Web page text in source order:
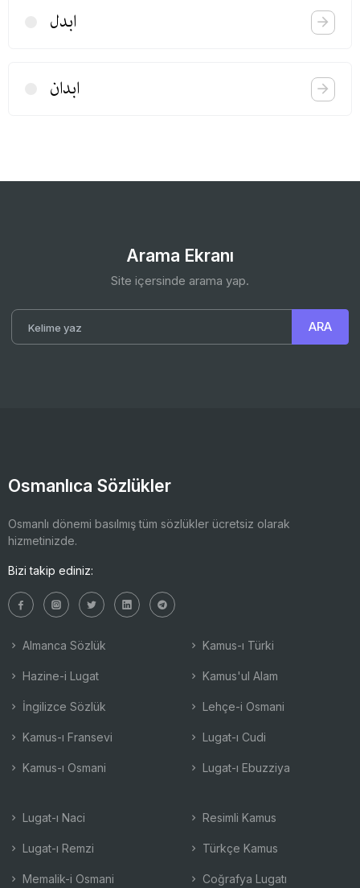
ابدل
ابدان
Arama Ekranı
Site içersinde arama yap.
Osmanlıca Sözlükler
Osmanlı dönemi basılmış tüm sözlükler ücretsiz olarak
hizmetinizde.
Bizi takip ediniz:
Almanca Sözlük
Hazine-i Lugat
İngilizce Sözlük
Kamus-ı Fransevi
Kamus-ı Osmani
Kamus-ı Türki
Kamus'ul Alam
Lehçe-i Osmani
Lugat-ı Cudi
Lugat-ı Ebuzziya
Lugat-ı Naci
Lugat-ı Remzi
Memalik-i Osmani
Resimli Kamus
Türkçe Kamus
Coğrafya Lugatı